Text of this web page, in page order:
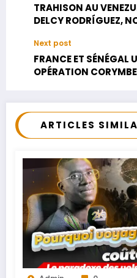
TRAHISON AU
DELCY RODRÍGUEZ,
Next post
FRANCE ET SÉNÉGAL
OPÉRATION
ARTICLES